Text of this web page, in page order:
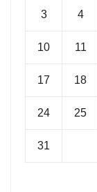
3 4
10 11
17 18
24 25
31